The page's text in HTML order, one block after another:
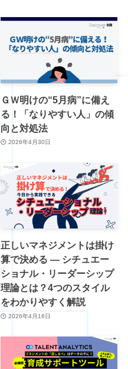
ＧＷ明けの“5月病”に備え
る！「なりやすい人」の傾
向と対処法
2026年4月30日
正しいマネジメントは掛け
算で決める ― シチュエー
ショナル・リーダーシップ
理論とは？4つのスタイル
をわかりやすく解説
2026年4月16日